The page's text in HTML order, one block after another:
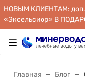
НОВЫМ КЛИЕНТАМ: доп.
«Эксельсиор» В
Главная Блог